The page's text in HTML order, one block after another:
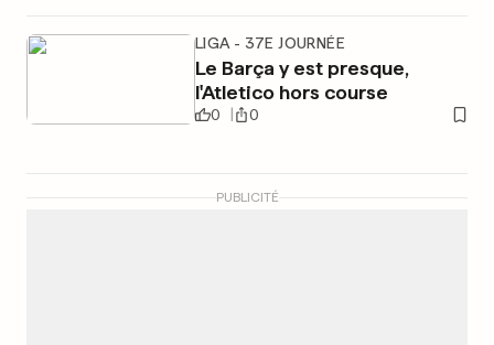
LIGA - 37E JOURNÉE
Le Barça y est presque,
l'Atletico hors course
0 0
PUBLICITÉ